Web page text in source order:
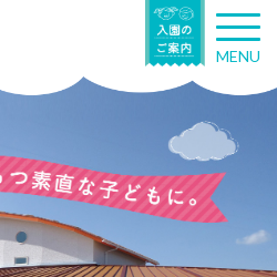
T
o
g
n
g
a
MENU